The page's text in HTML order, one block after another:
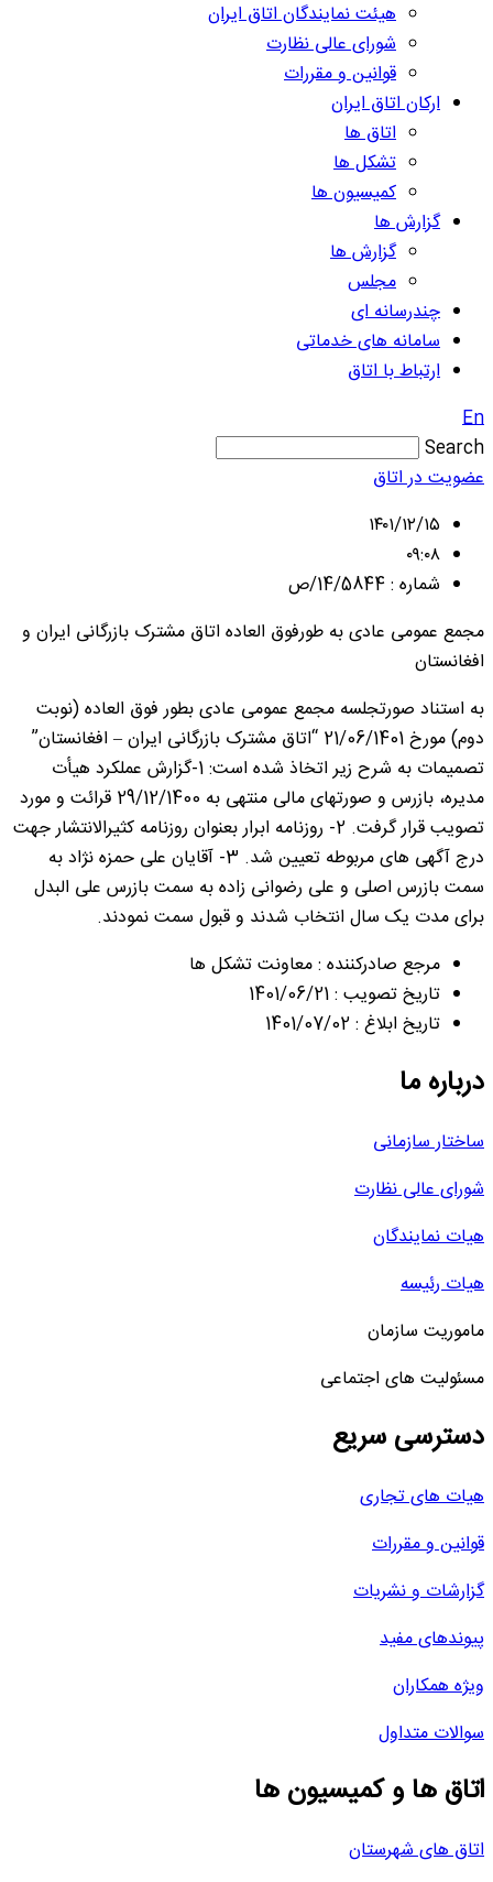
هیئت نمایندگان اتاق ایران
شورای عالی نظارت
قوانین و مقررات
ارکان اتاق ایران
اتاق ها
تشکل ها
کمیسیون ها
گزارش ها
گزارش ها
مجلس
چندرسانه ای
سامانه های خدماتی
ارتباط با اتاق
En
Search
عضویت در اتاق
۱۴۰۱/۱۲/۱۵
۰۹:۰۸
شماره : 14/5844/ص
مجمع عمومی عادی به طورفوق العاده اتاق مشترک بازرگانی ایران و
افغانستان
به استناد صورتجلسه مجمع عمومی عادی بطور فوق العاده (نوبت
دوم) مورخ 21/06/1401 “اتاق مشترک بازرگانی ایران – افغانستان”
تصمیمات به شرح زیر اتخاذ شده است: 1-گزارش عملکرد هیأت
مدیره، بازرس و صورتهای مالی منتهی به 29/12/1400 قرائت و مورد
تصویب قرار گرفت. 2- روزنامه ابرار بعنوان روزنامه کثیرالانتشار جهت
درج آگهی های مربوطه تعیین شد. 3- آقایان علی حمزه نژاد به
سمت بازرس اصلی و علی رضوانی زاده به سمت بازرس علی البدل
برای مدت یک سال انتخاب شدند و قبول سمت نمودند.
مرجع صادرکننده : معاونت تشکل ها
تاریخ تصویب : 1401/06/21
تاریخ ابلاغ : 1401/07/02
درباره ما
ساختار سازمانی
شورای عالی نظارت
هیات نمایندگان
هیات رئیسه
ماموریت سازمان
مسئولیت های اجتماعی
دسترسی سریع
هیات های تجاری
قوانین و مقررات
گزارشات و نشریات
پیوندهای مفید
ویژه همکاران
سوالات متداول
اتاق ها و کمیسیون ها
اتاق های شهرستان